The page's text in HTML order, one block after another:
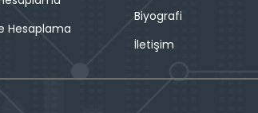
Hesaplama
Biyografi
İletişim